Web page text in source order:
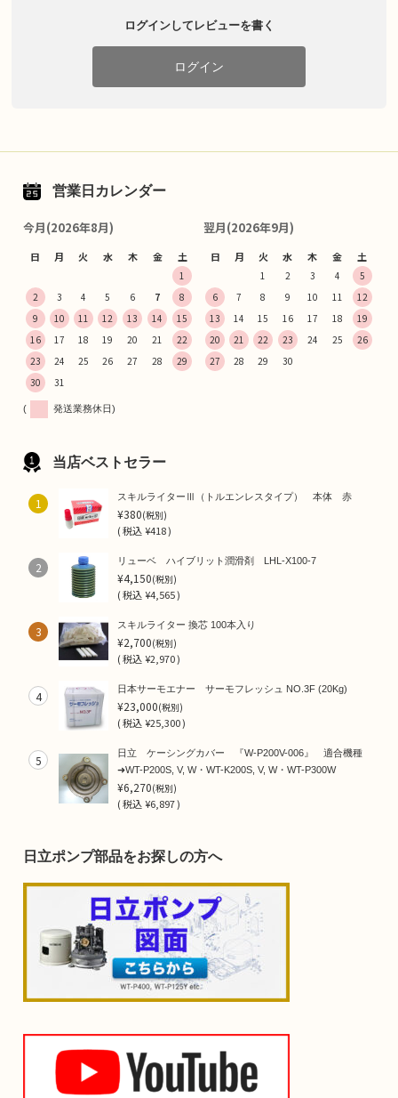
ログインしてレビューを書く
ログイン
営業日カレンダー
今月(2026年8月)
日 月 火 水 木 金 土
1
2
3 4 5 6 7
8
9
10 11 12 13 14
15
16
17 18 19 20 21
22
23
24 25 26 27 28
29
30
31
翌月(2026年9月)
日 月 火 水 木 金 土
1 2 3 4
5
6
7 8 9 10 11
12
13
14 15 16 17 18
19
20
21 22 23 24 25
26
27
28 29 30
( 発送業務休日)
当店ベストセラー
1 スキルライターⅢ（トルエンレスタイプ） 本体 赤
¥380(税別)
(税込¥418 )
2 リューベ ハイブリット潤滑剤 LHL-X100-7
¥4,150(税別)
(税込¥4,565 )
3 スキルライター 換芯 100本入り
¥2,700(税別)
(税込¥2,970 )
4 日本サーモエナー サーモフレッシュ NO.3F (20Kg)
¥23,000(税別)
(税込¥25,300 )
5
日立 ケーシングカバー 『W-P200V-006』 適合機種
➜WT-P200S, V, W・WT-K200S, V, W・WT-P300W
¥6,270(税別)
(税込¥6,897 )
日立ポンプ部品をお探しの方へ